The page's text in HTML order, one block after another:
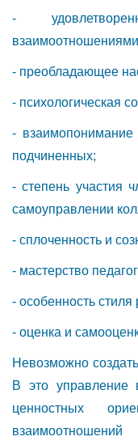
-
- преобладающее
- психологическая
- взаимопонимание
подчиненных;
- степень участия
самоуправлении
- сплоченность и
- мастерство
- особенность стиля
- оценка и
Невозможно
В это управление
ценностных